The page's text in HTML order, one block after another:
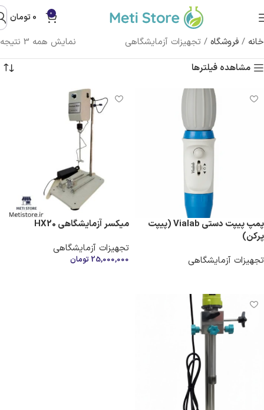
0
0تومان
خانه / فروشگاه / تجهیزات آزمایشگاهی
نمایش همه 3 نتیجه
مشاهده فیلترها
پمپ پیپت دستی Vialab (پیپت
پرکن)
تجهیزات آزمایشگاهی
میکسر آزمایشگاهی HX20
تجهیزات آزمایشگاهی
25,000,000 تومان